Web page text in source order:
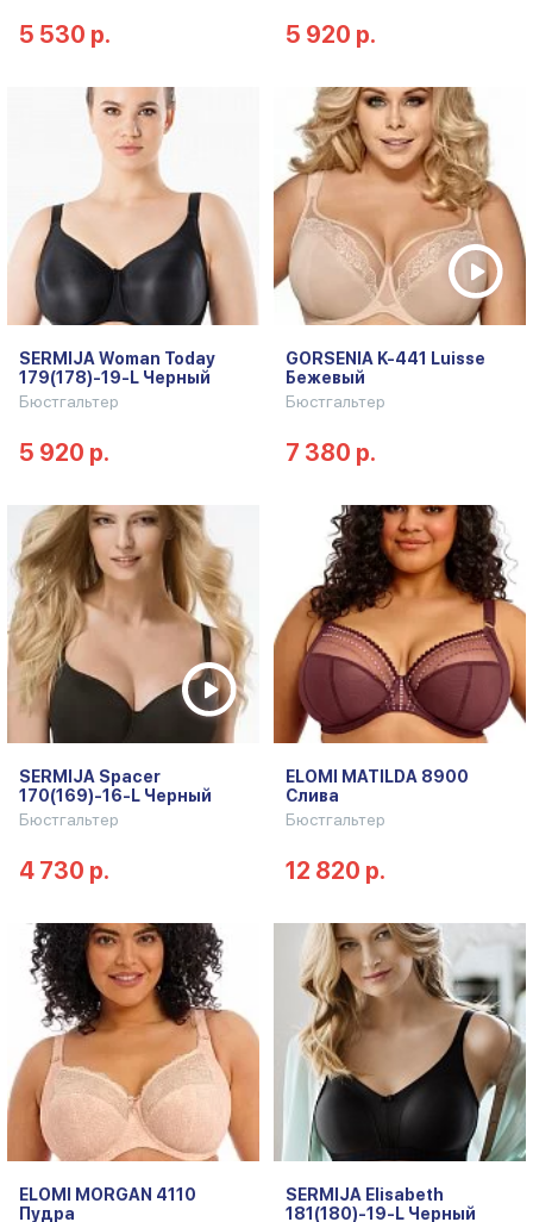
5 530 р. 5 920 р.
SERMIJA Woman Today
179(178)-19-L Черный
Бюстгальтер
5 920 р.
GORSENIA K-441 Luisse
Бежевый
Бюстгальтер
7 380 р.
SERMIJA Spacer
170(169)-16-L Черный
Бюстгальтер
4 730 р.
ELOMI MATILDA 8900
Слива
Бюстгальтер
12 820 р.
ELOMI MORGAN 4110
Пудра
SERMIJA Elisabeth
181(180)-19-L Черный